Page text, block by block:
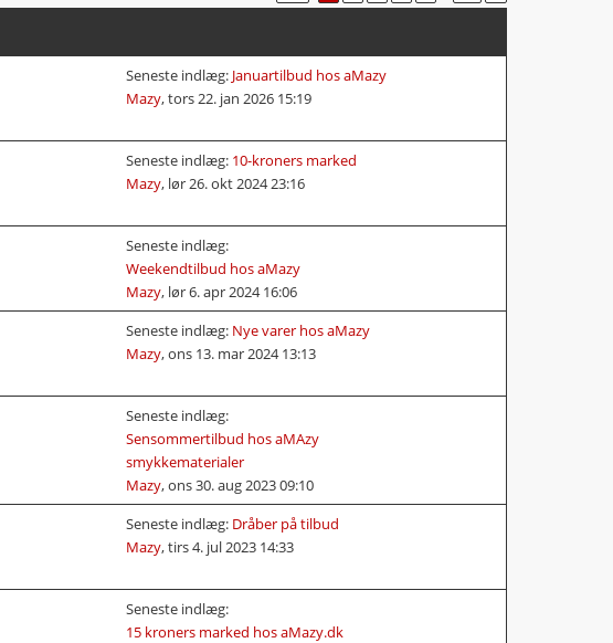
Seneste indlæg: Januartilbud hos aMazy
Mazy,tors 22. jan 2026 15:19
Seneste indlæg: 10-kroners marked
Mazy, lør 26. okt 2024 23:16
Seneste indlæg:
Weekendtilbud hos aMazy
Mazy, lør 6. apr 2024 16:06
Seneste indlæg: Nye varer hos aMazy
Mazy,ons 13. mar 2024 13:13
Seneste indlæg:
Sensommertilbud hos aMAzy
smykkematerialer
Mazy,ons 30. aug 2023 09:10
Seneste indlæg: Dråber på tilbud
Mazy,tirs 4. jul 2023 14:33
Seneste indlæg:
15 kroners marked hos aMazy.dk